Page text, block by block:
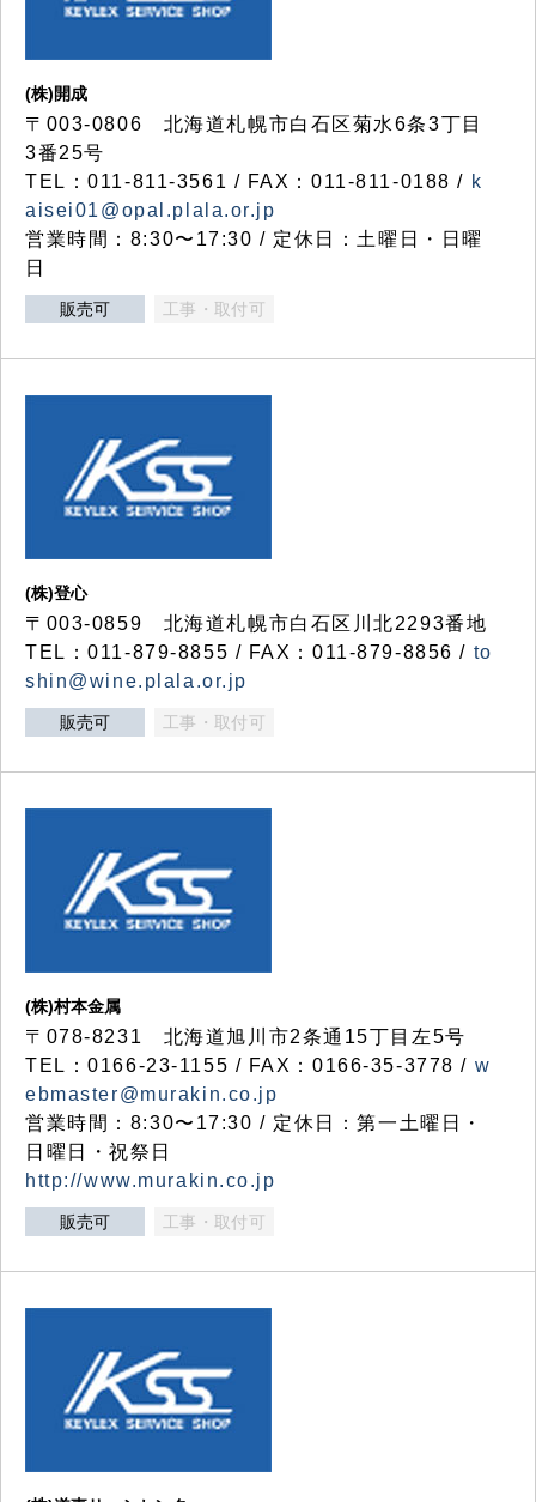
(株)開成
〒003-0806 北海道札幌市白石区菊水6条3丁目
3番25号
TEL：011-811-3561 / FAX：011-811-0188 / k
aisei01@opal.plala.or.jp
営業時間：8:30〜17:30 / 定休日：土曜日・日曜
日
販売可 工事・取付可
(株)登心
〒003-0859 北海道札幌市白石区川北2293番地
TEL：011-879-8855 / FAX：011-879-8856 / to
shin@wine.plala.or.jp
販売可 工事・取付可
(株)村本金属
〒078-8231 北海道旭川市2条通15丁目左5号
TEL：0166-23-1155 / FAX：0166-35-3778 / w
ebmaster@murakin.co.jp
営業時間：8:30〜17:30 / 定休日：第一土曜日・
日曜日・祝祭日
http://www.murakin.co.jp
販売可 工事・取付可